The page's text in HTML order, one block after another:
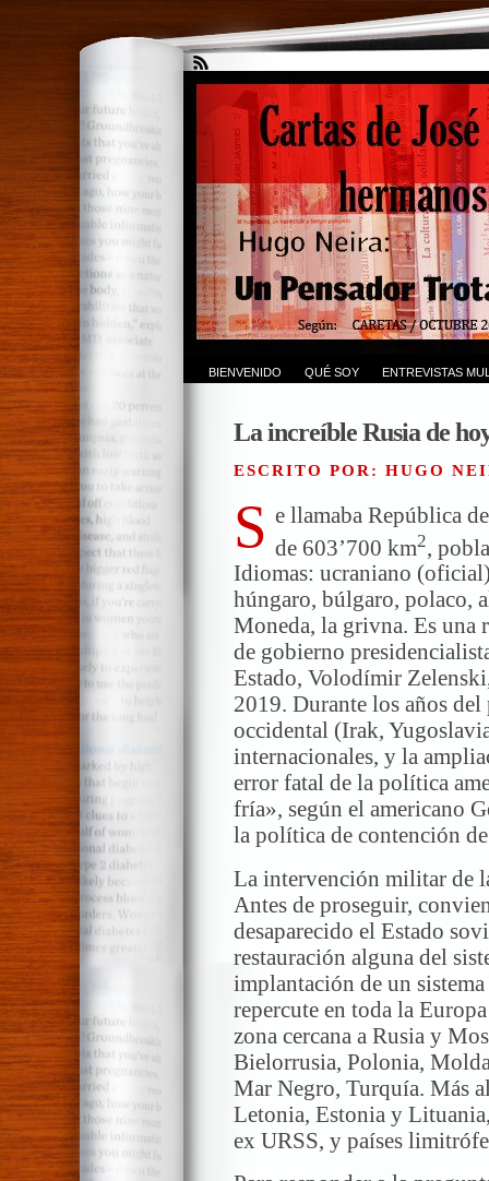
BIENVENIDO QUÉ SOY ENTREVISTAS
La increíble Rusia de
ESCRITO POR: HUGO
S e llamaba República
de 603’700 km2,
Idiomas: ucraniano
húngaro, búlgaro, polaco,
Moneda, la grivna. Es una
de gobierno
Estado, Volodímir
2019. Durante los años
occidental (Irak,
internacionales, y la
error fatal de la política
fría», según el americano
la política de contención
La intervención militar de
Antes de proseguir,
desaparecido el Estado
restauración alguna del
implantación de un
repercute en toda la
zona cercana a Rusia y
Bielorrusia, Polonia,
Mar Negro, Turquía. Más
Letonia, Estonia y
ex URSS, y países